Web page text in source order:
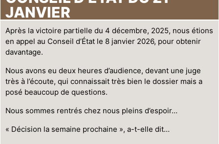
JANVIER
Après la victoire partielle du 4 décembre, 2025, nous étions
en appel au Conseil d’État le 8 janvier 2026, pour obtenir
davantage.
Nous avons eu deux heures d’audience, devant une juge
très à l’écoute, qui connaissait très bien le dossier mais a
posé beaucoup de questions.
Nous sommes rentrés chez nous pleins d’espoir…
« Décision la semaine prochaine », a-t-elle dit…